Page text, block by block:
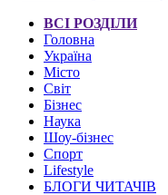
ВСІ РОЗДІЛИ
Головна
Україна
Місто
Світ
Бізнес
Наука
Шоу-бізнес
Спорт
Lifestyle
БЛОГИ ЧИТАЧІВ